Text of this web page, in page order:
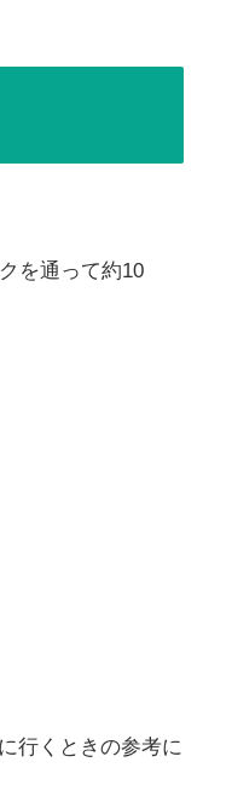
を通って約10
行くときの参考に